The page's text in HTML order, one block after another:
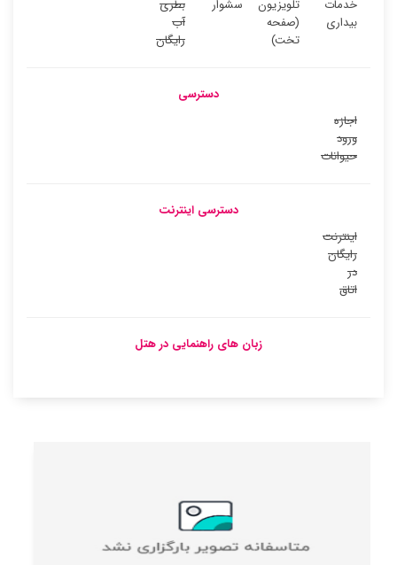
خدمات
بیداری
تلویزیون
(صفحه
تخت)
سشوار
بطری
آب
رایگان
دسترسی
اجازه
ورود
حیوانات
دسترسی اینترنت
اینترنت
رایگان
در
اتاق
زبان های راهنمایی در هتل